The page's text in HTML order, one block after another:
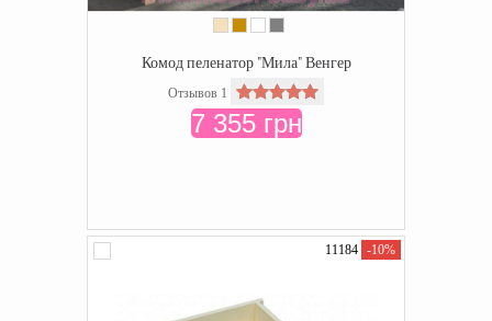
Комод пеленатор "Мила" Венгер
Отзывов 1
7 355 грн
11184 -10%